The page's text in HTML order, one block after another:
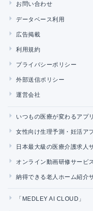
お問い合わせ
データベース利用
広告掲載
利用規約
プライバシーポリシー
外部送信ポリシー
運営会社
いつもの医療が変わるアプ
女性向け生理予測・妊活ア
日本最大級の医療介護求人
オンライン動画研修サービ
納得できる老人ホーム紹介
「MEDLEY AI CLOUD」